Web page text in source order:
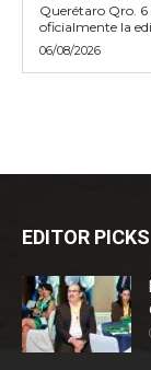
Querétaro Qro. 6
oficialmente la
06/08/2026
EDITOR PICKS